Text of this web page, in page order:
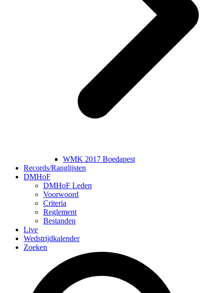
WMK 2017 Boedapest
Records/Ranglijsten
DMHoF
DMHoF Leden
Voorwoord
Criteria
Reglement
Bestanden
Live
Wedstrijdkalender
Zoeken